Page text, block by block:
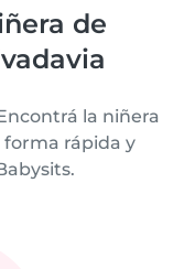
de
la niñera
rápida y